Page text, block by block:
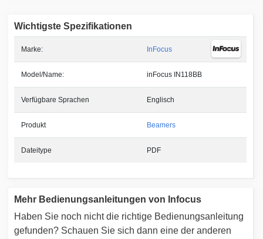
Wichtigste Spezifikationen
Marke: InFocus
Model/Name: inFocus IN118BB
Verfügbare Sprachen Englisch
Produkt Beamers
Dateitype PDF
Mehr Bedienungsanleitungen von Infocus
Haben Sie noch nicht die richtige Bedienungsanleitung
gefunden? Schauen Sie sich dann eine der anderen